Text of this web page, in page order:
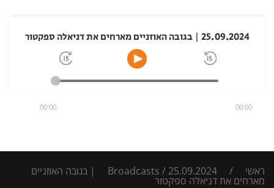
25.09.2024 | בגובה האוזניים מארחים את דניאלה ספקטור
00:00
00:00
ראשי /
Broadcasts / 25.09.2024 | בגובה האוזניים
מארחים את דניאלה ספקטור